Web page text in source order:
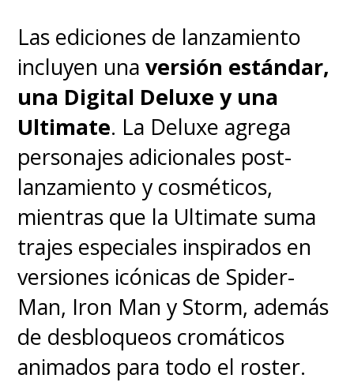
Las ediciones de lanzamiento
incluyen unaversión estándar,
una Digital Deluxe y una
Ultimate. La Deluxe agrega
personajes adicionales post-
lanzamiento y cosméticos,
mientras que la Ultimate suma
trajes especiales inspirados en
versiones icónicas de Spider-
Man, Iron Man y Storm, además
de desbloqueos cromáticos
animados para todo el roster.